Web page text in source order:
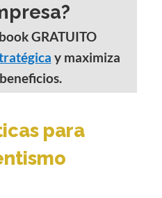
GRATUITO
y maximiza
para